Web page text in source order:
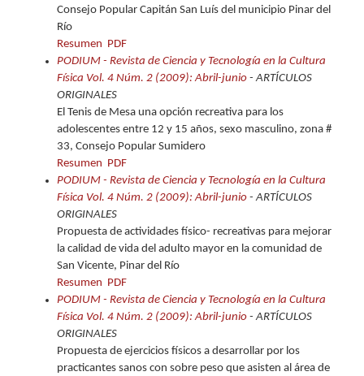
Consejo Popular Capitán San Luís del municipio Pinar del
Río
Resumen PDF
PODIUM - Revista de Ciencia y Tecnología en la Cultura
Física Vol. 4 Núm. 2 (2009): Abril-junio - ARTÍCULOS
ORIGINALES
El Tenis de Mesa una opción recreativa para los
adolescentes entre 12 y 15 años, sexo masculino, zona #
33, Consejo Popular Sumidero
Resumen PDF
PODIUM - Revista de Ciencia y Tecnología en la Cultura
Física Vol. 4 Núm. 2 (2009): Abril-junio - ARTÍCULOS
ORIGINALES
Propuesta de actividades físico- recreativas para mejorar
la calidad de vida del adulto mayor en la comunidad de
San Vicente, Pinar del Río
Resumen PDF
PODIUM - Revista de Ciencia y Tecnología en la Cultura
Física Vol. 4 Núm. 2 (2009): Abril-junio - ARTÍCULOS
ORIGINALES
Propuesta de ejercicios físicos a desarrollar por los
practicantes sanos con sobre peso que asisten al área de